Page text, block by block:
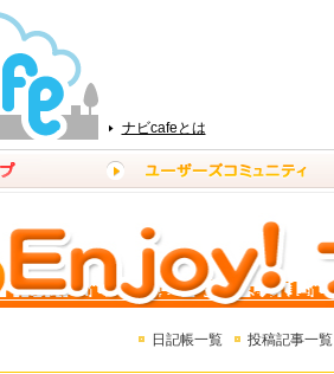
ナビcafeとは
日記帳一覧 投稿記事一覧